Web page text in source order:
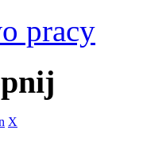
pracy
X